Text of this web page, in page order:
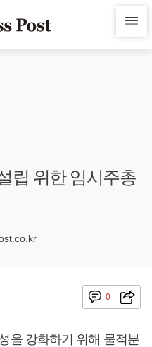
립 위한 임시주총
0
을 강화하기 위해 물적분